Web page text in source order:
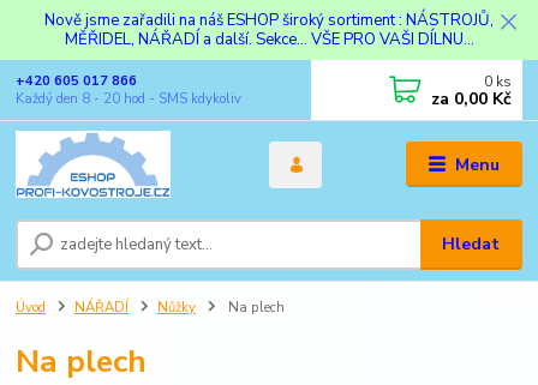
Nově jsme zařadili na náš ESHOP široký sortiment : NÁSTROJŮ,
MĚŘIDEL, NÁŘADÍ a další. Sekce... VŠE PRO VAŠI DÍLNU...
Menu
Hledat
+420 605 017 866
Každý den 8 - 20 hod - SMS kdykoliv
0 ks
za 0,00 Kč
Úvod NÁŘADÍ Nůžky Na plech
Na plech